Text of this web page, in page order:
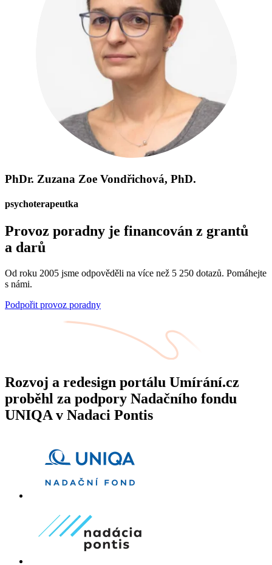
PhDr. Zuzana Zoe Vondřichová, PhD.
psychoterapeutka
Provoz poradny je financován z grantů
a darů
Od roku 2005 jsme odpověděli na více než 5 250 dotazů. Pomáhejte
s námi.
Podpořit provoz poradny
Rozvoj a redesign portálu Umírání.cz
proběhl za podpory Nadačního fondu
UNIQA v Nadaci Pontis